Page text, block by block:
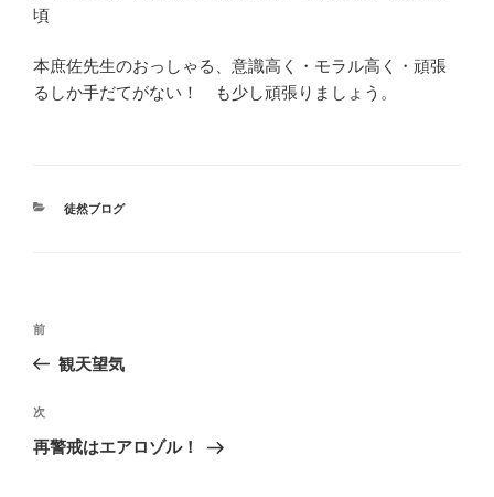
頃
本庶佐先生のおっしゃる、意識高く・モラル高く・頑張
るしか手だてがない！ も少し頑張りましょう。
カ
徒然ブログ
投
ビ
ゲ
前
の
稿
前
観天望気
次
の
次
再警戒はエアロゾル！